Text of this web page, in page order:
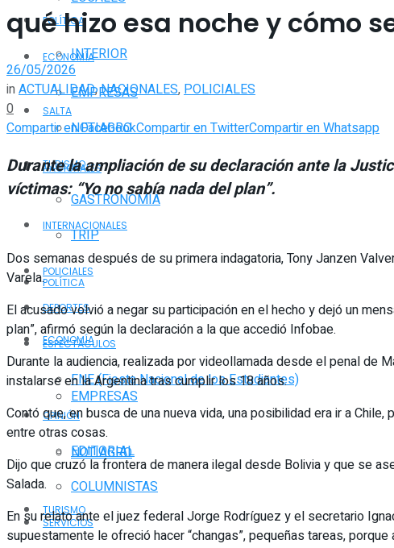
POLÍTICA
ECONOMÍA
EMPRESAS
NOTIAGRO
TURISMO
GASTRONOMÍA
TRIP
POLICIALES
DEPORTES
ESPECTÁCULOS
FNE (Fiesta Nacional de los Estudiantes)
OPINIÓN
EDITORIAL
COLUMNISTAS
SERVICIOS
INTERIOR
SALTA
NACIONALES
INTERNACIONALES
POLÍTICA
ECONOMÍA
EMPRESAS
NOTIAGRO
TURISMO
qué hizo esa noche y cómo
26/05/2026
inACTUALIDAD,NACIONALES,POLICIALES
0
Compartir en FacebookCompartir en TwitterCompartir en Whatsapp
Durante la ampliación de su declaración ante la
víctimas: “Yo no sabía nada del plan”.
Dos semanas después de su primera indagatoria, Tony Janzen
Varela.
El acusado volvió a negar su participación en el hecho y dejó un
plan”, afirmó según la declaración a la que accedió Infobae.
Durante la audiencia, realizada por videollamada desde el penal de
instalarse en la Argentina tras cumplir los 18 años.
Contó que, en busca de una nueva vida, una posibilidad era ir a
entre otras cosas.
Dijo que cruzó la frontera de manera ilegal desde Bolivia y que se
Salada.
En su relato ante el juez federal Jorge Rodríguez y el secretario
supuestamente le ofreció hacer “changas”, pequeñas tareas,